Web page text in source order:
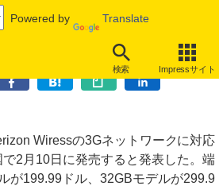
Powered by Translate
検索 Impressサイト
Wireless版「iPhone 4」を発表
Wiressの3Gネットワークに対応
2月10日に発売すると発表した。端
が199.99ドル、32GBモデルが299.9